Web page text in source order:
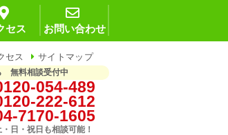
セス お問い合わせ
セス サイトマップ
無料相談受付中
054-489
222-612
7170-1605
日・祝日も相談可能！